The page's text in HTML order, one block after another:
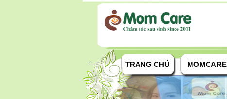
TRANG CHỦ MOMCARE